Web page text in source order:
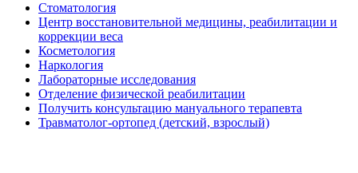
Стоматология
Центр восстановительной медицины, реабилитации и
коррекции веса
Косметология
Наркология
Лабораторные исследования
Отделение физической реабилитации
Получить консультацию мануального терапевта
Травматолог-ортопед (детский, взрослый)